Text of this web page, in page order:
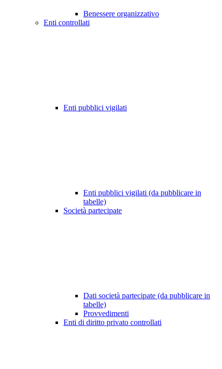
Benessere organizzativo
Enti controllati
Enti pubblici vigilati
Enti pubblici vigilati (da pubblicare in
tabelle)
Società partecipate
Dati società partecipate (da pubblicare in
tabelle)
Provvedimenti
Enti di diritto privato controllati